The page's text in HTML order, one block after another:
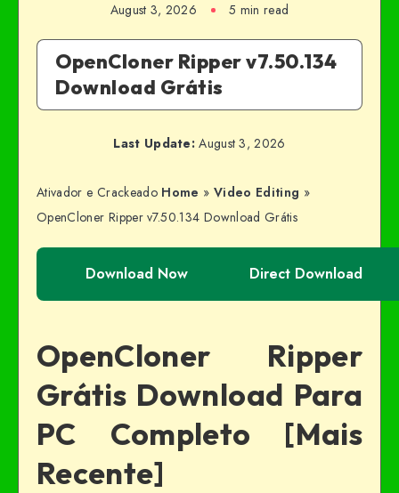
August 3, 2026 5 min read
OpenCloner Ripper v7.50.134
Download Grátis
Last Update: August 3, 2026
Ativador e Crackeado Home » Video Editing »
OpenCloner Ripper v7.50.134 Download Grátis
Download Now Direct Download
OpenCloner Ripper
Grátis Download Para
PC Completo [Mais
Recente]